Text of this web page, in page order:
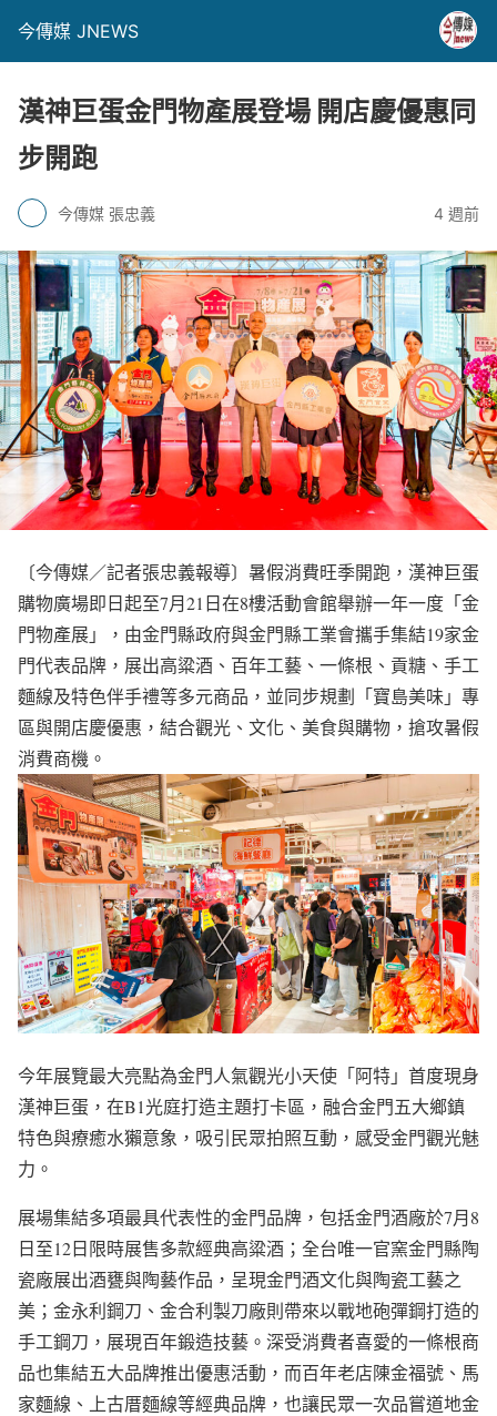
今傳媒 JNEWS
漢神巨蛋金門物產展登場 開店慶優惠同
步開跑
今傳媒 張忠義 4 週前
〔今傳媒／記者張忠義報導〕暑假消費旺季開跑，漢神巨蛋
購物廣場即日起至7月21日在8樓活動會館舉辦一年一度「金
門物產展」，由金門縣政府與金門縣工業會攜手集結19家金
門代表品牌，展出高粱酒、百年工藝、一條根、貢糖、手工
麵線及特色伴手禮等多元商品，並同步規劃「寶島美味」專
區與開店慶優惠，結合觀光、文化、美食與購物，搶攻暑假
消費商機。
今年展覽最大亮點為金門人氣觀光小天使「阿特」首度現身
漢神巨蛋，在B1光庭打造主題打卡區，融合金門五大鄉鎮
特色與療癒水獺意象，吸引民眾拍照互動，感受金門觀光魅
力。
展場集結多項最具代表性的金門品牌，包括金門酒廠於7月8
日至12日限時展售多款經典高粱酒；全台唯一官窯金門縣陶
瓷廠展出酒甕與陶藝作品，呈現金門酒文化與陶瓷工藝之
美；金永利鋼刀、金合利製刀廠則帶來以戰地砲彈鋼打造的
手工鋼刀，展現百年鍛造技藝。深受消費者喜愛的一條根商
品也集結五大品牌推出優惠活動，而百年老店陳金福號、馬
家麵線、上古厝麵線等經典品牌，也讓民眾一次品嘗道地金